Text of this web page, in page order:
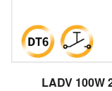
LADV 100W